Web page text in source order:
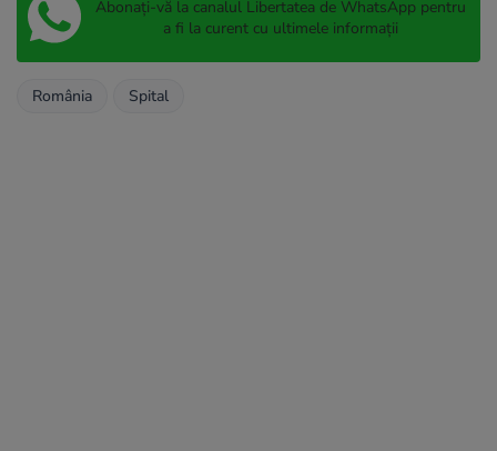
Abonați-vă la canalul Libertatea de WhatsApp pentru
a fi la curent cu ultimele informații
România Spital